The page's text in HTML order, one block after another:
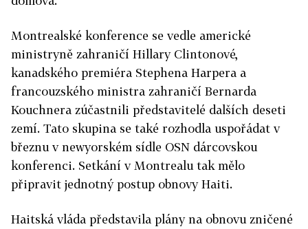
Montrealské konference se vedle americké
ministryně zahraničí Hillary Clintonové,
kanadského premiéra Stephena Harpera a
francouzského ministra zahraničí Bernarda
Kouchnera zúčastnili představitelé dalších deseti
zemí. Tato skupina se také rozhodla uspořádat v
březnu v newyorském sídle OSN dárcovskou
konferenci. Setkání v Montrealu tak mělo
připravit jednotný postup obnovy Haiti.
Haitská vláda představila plány na obnovu zničené